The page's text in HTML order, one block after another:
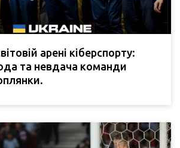
арені кіберспорту:
та невдача команди